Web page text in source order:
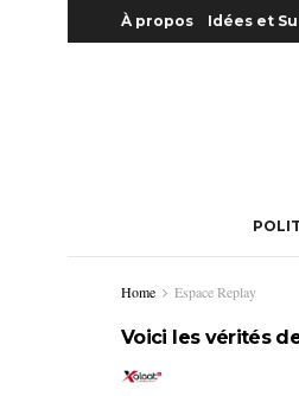
À propos Idées et
Home Espace Replay
Voici les vérités